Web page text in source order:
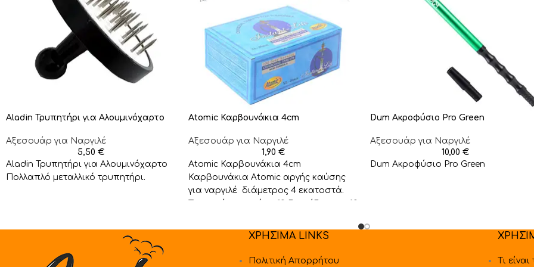
Aladin Τρυπητήρι για Αλουμινόχαρτο
Αξεσουάρ για Ναργιλέ
5,50€
Aladin Τρυπητήρι για Αλουμινόχαρτο
Πολλαπλό μεταλλικό τρυπητήρι.
Atomic Καρβουνάκια 4cm
Αξεσουάρ για Ναργιλέ
1,90 €
Atomic Καρβουνάκια 4cm
Καρβουνάκια Atomic αργής καύσης
για ναργιλέ διάμετρος 4 εκατοστά.
Dum Aκροφύσιο Pro Green
Αξεσουάρ για Ναργιλέ
10,00 €
Dum Aκροφύσιο Pro Green
ΧΡΗΣΙΜΑ LINKS
Πολιτική Απορρήτου Τι